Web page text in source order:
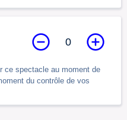
ce spectacle au moment de
du contrôle de vos
0